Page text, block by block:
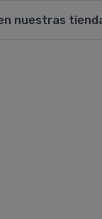
nuestras